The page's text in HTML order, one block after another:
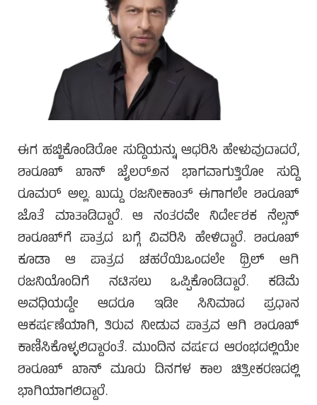
ಈಗ ಹಬ್ಬಿಕೊಂಡಿರೋ ಸುದ್ದಿಯನ್ನು ಆಧರಿಸಿ ಹೇಳುವುದಾದರೆ,
ಶಾರೂಖ್ ಖಾನ್ ಜೈಲರ್೨ನ ಭಾಗವಾಗುತ್ತಿರೋ ಸುದ್ದಿ
ರೂಮರ್ ಅಲ್ಲ. ಖುದ್ದು ರಜನೀಕಾಂತ್ ಈಗಾಗಲೇ ಶಾರೂಖ್
ಜೊತೆ ಮಾತಾಡಿದ್ದಾರೆ. ಆ ನಂತರವೇ ನಿರ್ದೇಶಕ ನೆಲ್ಸನ್
ಶಾರೂಖ್‌ಗೆ ಪಾತ್ರದ ಬಗ್ಗೆ ವಿವರಿಸಿ ಹೇಳಿದ್ದಾರೆ. ಶಾರೂಖ್
ಕೂಡಾ ಆ ಪಾತ್ರದ ಚಹರೆಯಿಒಂದಲೇ ಥ್ರಿಲ್ ಆಗಿ
ರಜನಿಯೊಂದಿಗೆ ನಟಿಸಲು ಒಪ್ಪಿಕೊಂಡಿದ್ದಾರೆ. ಕಡಿಮೆ
ಅವಧಿಯದ್ದೇ ಆದರೂ ಇಡೀ ಸಿನಿಮಾದ ಪ್ರಧಾನ
ಆಕರ್ಷಣೆಯಾಗಿ, ತಿರುವ ನೀಡುವ ಪಾತ್ರವ ಆಗಿ ಶಾರೂಖ್
ಕಾಣಿಸಿಕೊಳ್ಳಲಿದ್ದಾರಂತೆ. ಮುಂದಿನ ವರ್ಷದ ಆರಂಭದಲ್ಲಿಯೇ
ಶಾರೂಖ್ ಖಾನ್ ಮೂರು ದಿನಗಳ ಕಾಲ ಚಿತ್ರೀಕರಣದಲ್ಲಿ
ಭಾಗಿಯಾಗಲಿದ್ದಾರೆ.